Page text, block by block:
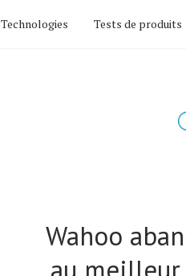
Technologies Tests de produits
Wahoo